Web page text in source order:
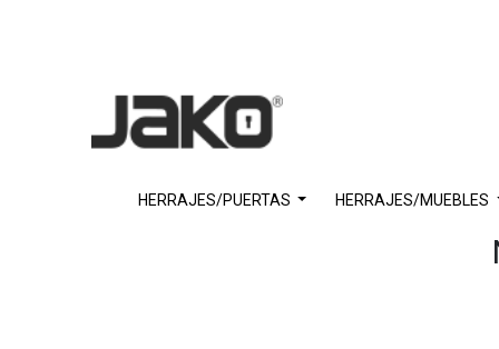
HERRAJES/PUERTAS HERRAJES/MUEBLES